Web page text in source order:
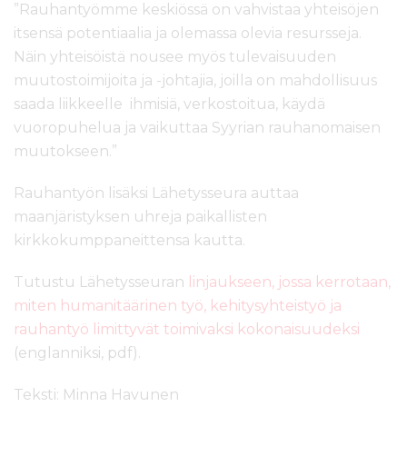
”Rauhantyömme keskiössä on vahvistaa yhteisöjen
itsensä potentiaalia ja olemassa olevia resursseja.
Näin yhteisöistä nousee myös tulevaisuuden
muutostoimijoita ja -johtajia, joilla on mahdollisuus
saada liikkeelle ihmisiä, verkostoitua, käydä
vuoropuhelua ja vaikuttaa Syyrian rauhanomaisen
muutokseen.”
Rauhantyön lisäksi Lähetysseura auttaa
maanjäristyksen uhreja paikallisten
kirkkokumppaneittensa kautta.
Tutustu Lähetysseuran linjaukseen, jossa kerrotaan,
miten humanitäärinen työ, kehitysyhteistyö ja
rauhantyö limittyvät toimivaksi kokonaisuudeksi
(englanniksi, pdf).
Teksti: Minna Havunen